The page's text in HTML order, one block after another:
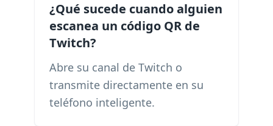
¿Qué sucede cuando alguien
escanea un código QR de
Twitch?
Abre su canal de Twitch o
transmite directamente en su
teléfono inteligente.